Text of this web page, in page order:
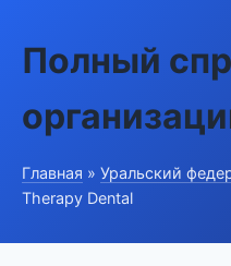
Полный
Главная » Уральский
Therapy Dental